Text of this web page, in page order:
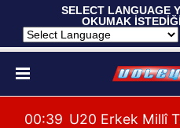
SELECT LANGUAGE
OKUMAK
Hazırlıklarına Başladı
Alanya’da Başladı
00:39 U20 Erkek Millî